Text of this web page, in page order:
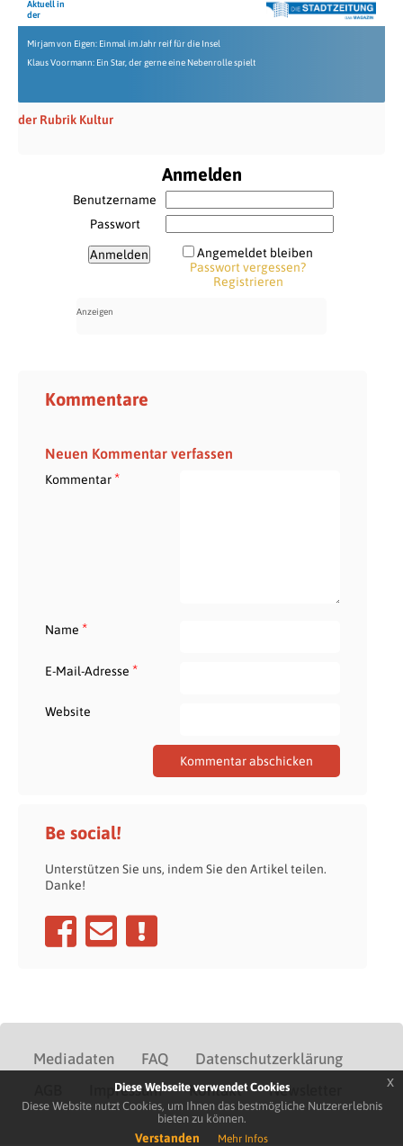
Aktuell in
der
Mirjam von Eigen: Einmal im Jahr reif für die Insel
Klaus Voormann: Ein Star, der gerne eine Nebenrolle spielt
der Rubrik Kultur
Anmelden
Benutzername
Passwort
Angemeldet bleiben
Passwort vergessen?
Registrieren
Kommentare
Neuen Kommentar verfassen
Kommentar*
Name *
E-Mail-Adresse *
Website
Be social!
Unterstützen Sie uns, indem Sie den Artikel teilen.
Danke!
Mediadaten FAQ
Datenschutzerklärung
Impressum Kontakt Newsletter
Diese Webseite verwendet Cookies
Diese Website nutzt Cookies, um Ihnen das bestmögliche Nutzererlebnis
bieten zu können.
Verstanden Mehr Infos
x